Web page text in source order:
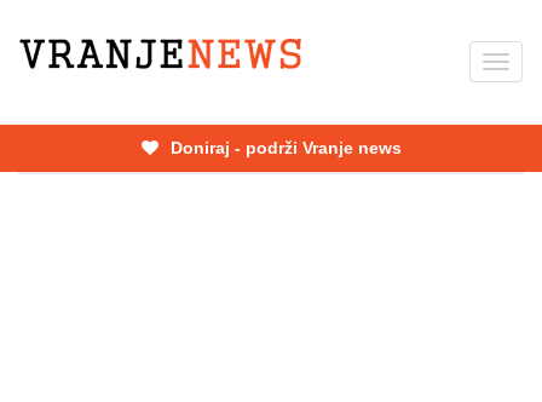
Skip
Doniraj - podrži Vranje news